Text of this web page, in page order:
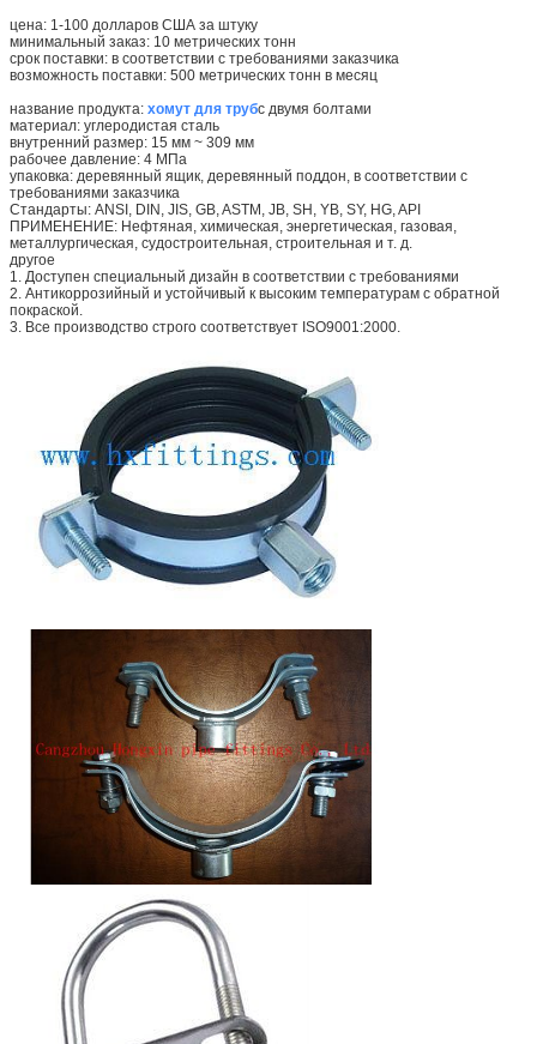
цена: 1-100 долларов США за штуку
минимальный заказ: 10 метрических тонн
срок поставки: в соответствии с требованиями заказчика
возможность поставки: 500 метрических тонн в месяц
название продукта: хомут для трубс двумя болтами
материал: углеродистая сталь
внутренний размер: 15 мм ~ 309 мм
рабочее давление: 4 МПа
упаковка: деревянный ящик, деревянный поддон, в соответствии с
требованиями заказчика
Стандарты: ANSI, DIN, JIS, GB, ASTM, JB, SH, YB, SY, HG, API
ПРИМЕНЕНИЕ: Нефтяная, химическая, энергетическая, газовая,
металлургическая, судостроительная, строительная и т. д.
другое
1. Доступен специальный дизайн в соответствии с требованиями
2. Антикоррозийный и устойчивый к высоким температурам с обратной
покраской.
3. Все производство строго соответствует ISO9001:2000.